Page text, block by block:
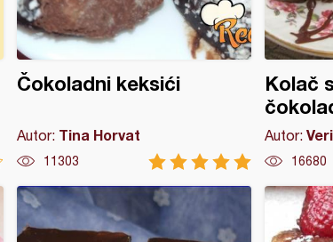
Čokoladni keksići
Autor: Tina Horvat
11303
Kolač
Autor:
16680